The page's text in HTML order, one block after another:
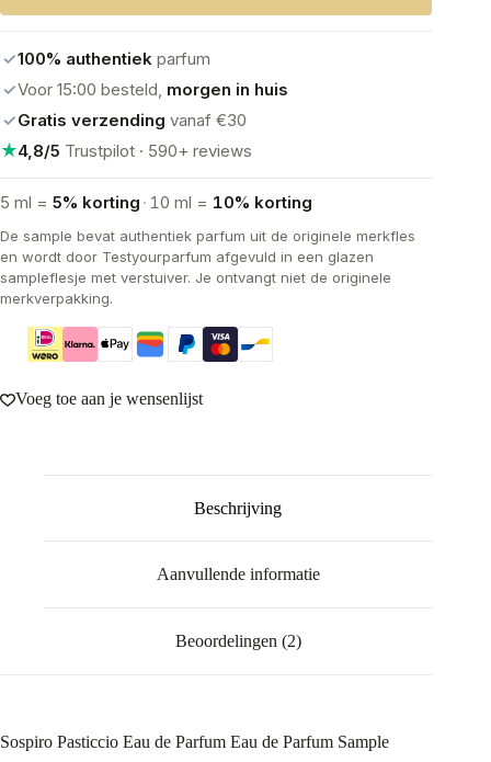
✓100% authentiek parfum
✓Voor 15:00 besteld, morgen in huis
✓Gratis verzending vanaf €30
★4,8/5 Trustpilot · 590+ reviews
5 ml = 5% korting · 10 ml = 10% korting
De sample bevat authentiek parfum uit de originele merkfles
en wordt door Testyourparfum afgevuld in een glazen
sampleflesje met verstuiver. Je ontvangt niet de originele
merkverpakking.
Voeg toe aan je wensenlijst
Beschrijving
Aanvullende informatie
Beoordelingen (2)
Sospiro Pasticcio Eau de Parfum Eau de Parfum Sample